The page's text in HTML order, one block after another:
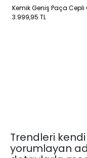
Kemik Geniş Paça
3.999,95 TL
Trendleri
yorumlayan